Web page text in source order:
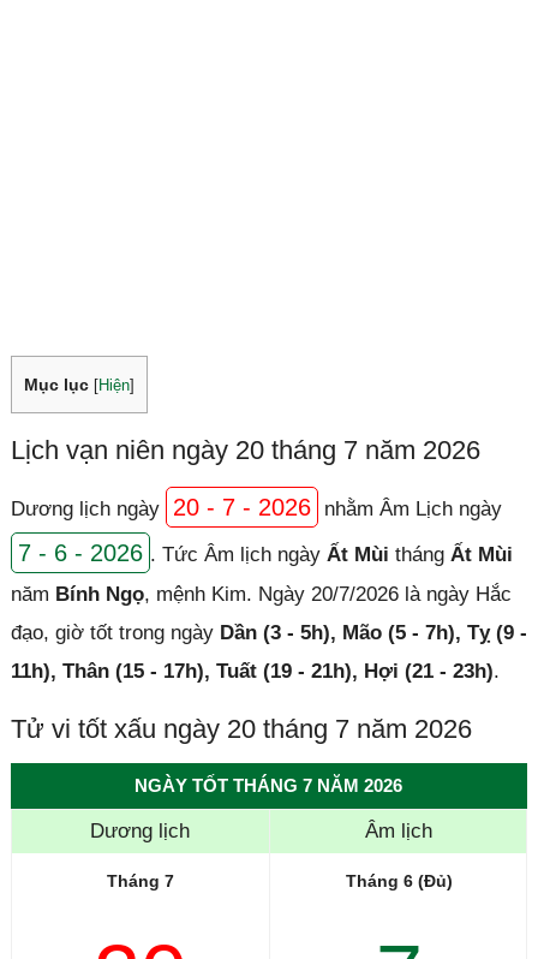
Mục lục Hiện]
Lịch vạn niên ngày 20 tháng 7 năm 2026
Dương lịch ngày 20 - 7 - 2026 nhằm Âm Lịch ngày
7 - 6 - 2026 . Tức Âm lịch ngày Ất Mùi tháng Ất Mùi
năm Bính Ngọ, mệnh Kim. Ngày 20/7/2026 là ngày Hắc
đạo, giờ tốt trong ngày Dần (3 - 5h), Mão (5 - 7h), Tỵ (9 -
11h), Thân (15 - 17h), Tuất (19 - 21h), Hợi (21 - 23h).
Tử vi tốt xấu ngày 20 tháng 7 năm 2026
NGÀY TỐT THÁNG 7 NĂM 2026
Dương lịch Âm lịch
Tháng 7 Tháng 6 (Đủ)